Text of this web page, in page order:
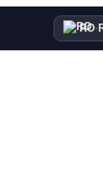
RO·